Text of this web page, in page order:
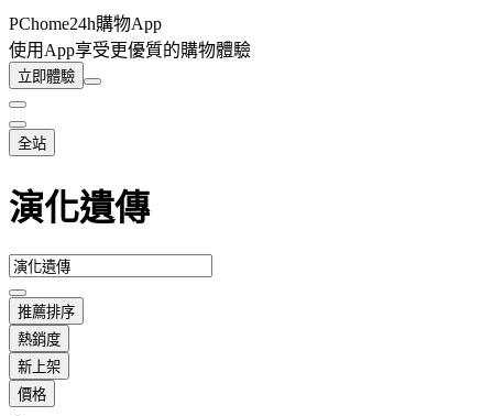
PChome24h購物App
使用App享受更優質的購物體驗
立即體驗
全站
演化遺傳
推薦排序
熱銷度
新上架
價格